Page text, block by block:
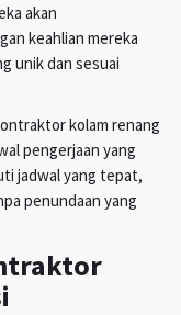
akan
keahlian mereka
unik dan sesuai
kolam renang
pengerjaan yang
jadwal yang tepat,
penundaan yang